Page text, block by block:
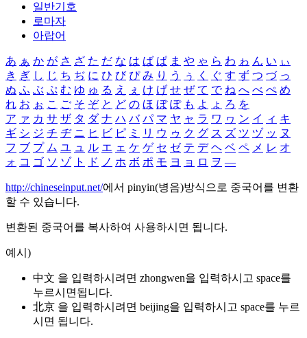
일반기호
로마자
아랍어
あ ぁ か が さ ざ た だ な は ば ぱ ま や ゃ ら わ ゎ ん い ぃ
き ぎ し じ ち ぢ に ひ び ぴ み り う ぅ く ぐ す ず つ づ っ
ぬ ふ ぶ ぷ む ゆ ゅ る え ぇ け げ せ ぜ て で ね へ べ ぺ め
れ お ぉ こ ご そ ぞ と ど の ほ ぼ ぽ も よ ょ ろ を
ア ァ カ サ ザ タ ダ ナ ハ バ パ マ ヤ ャ ラ ワ ヮ ン イ ィ キ
ギ シ ジ チ ヂ ニ ヒ ビ ピ ミ リ ウ ゥ ク グ ス ズ ツ ヅ ッ ヌ
フ ブ プ ム ユ ュ ル エ ェ ケ ゲ セ ゼ テ デ ヘ ベ ペ メ レ オ
ォ コ ゴ ソ ゾ ト ド ノ ホ ボ ポ モ ヨ ョ ロ ヲ ―
http://chineseinput.net/에서 pinyin(병음)방식으로 중국어를 변환
할 수 있습니다.
변환된 중국어를 복사하여 사용하시면 됩니다.
예시)
中文 을 입력하시려면 zhongwen을 입력하시고 space를
누르시면됩니다.
北京 을 입력하시려면 beijing을 입력하시고 space를 누르
시면 됩니다.